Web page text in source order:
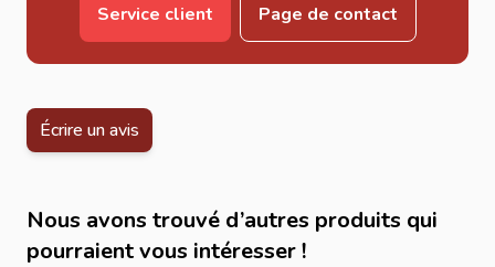
Service client Page de contact
Écrire un avis
Nous avons trouvé d’autres produits qui
pourraient vous intéresser !